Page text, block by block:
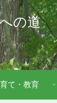
の道
て・教育